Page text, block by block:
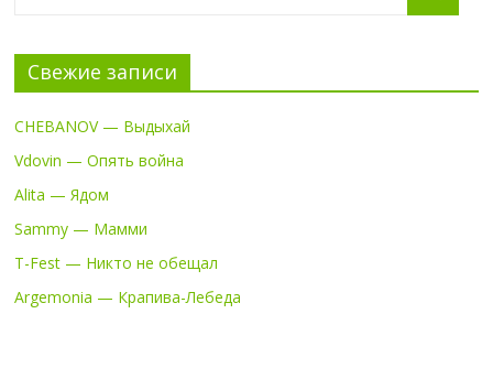
Свежие записи
CHEBANOV — Выдыхай
Vdovin — Опять война
Alita — Ядом
Sammy — Мамми
T-Fest — Никто не обещал
Argemonia — Крапива-Лебеда